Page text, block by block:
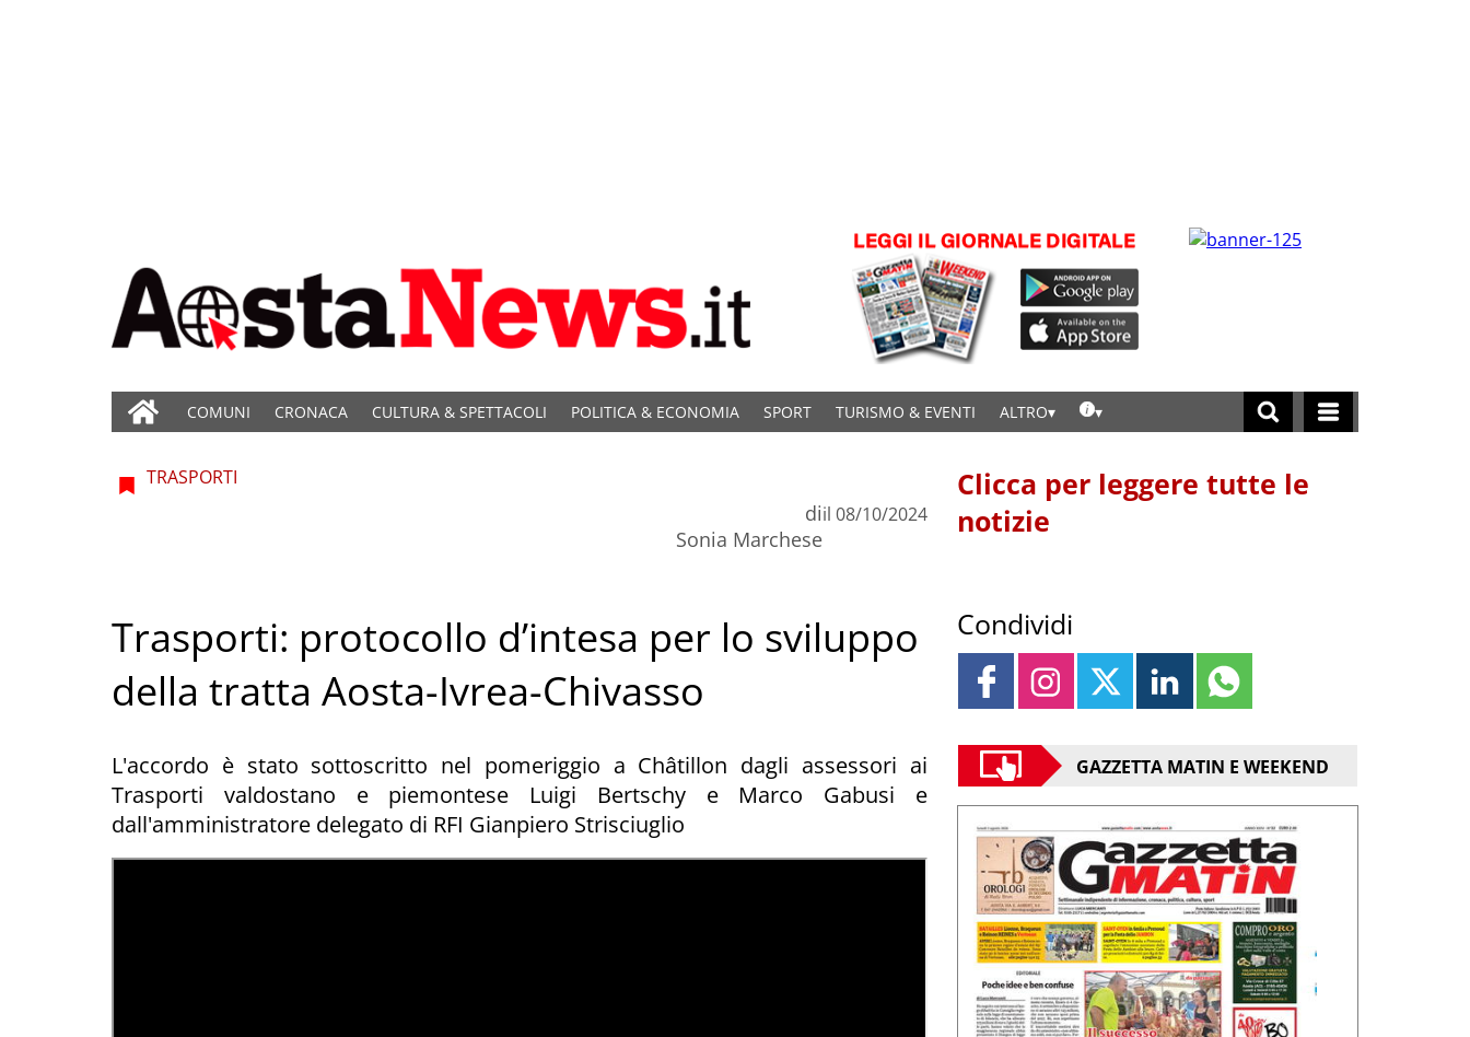
COMUNI CRONACA CULTURA & SPETTACOLI POLITICA & ECONOMIA SPORT TURISMO & EVENTI ALTRO
TRASPORTI
di
Sonia Marchese
il 08/10/2024
Trasporti: protocollo d’intesa per lo sviluppo
della tratta Aosta-Ivrea-Chivasso
L'accordo è stato sottoscritto nel pomeriggio a Châtillon dagli assessori ai
Trasporti valdostano e piemontese Luigi Bertschy e Marco Gabusi e
dall'amministratore delegato di RFI Gianpiero Strisciuglio
Clicca per leggere tutte le
notizie
Condividi
GAZZETTA MATIN E WEEKEND